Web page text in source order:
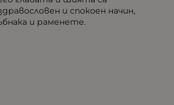
и спокоен начин,
и раменете.